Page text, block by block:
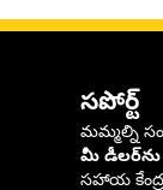
సపోర్ట్
మమ్మల్ని
మీ డీలర్‌ను
సహాయ